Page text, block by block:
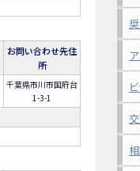
お問い合わせ先住
所
千葉県市川市国府台
1-3-1